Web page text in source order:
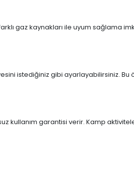
gaz kaynakları ile uyum sağlama
istediğiniz gibi ayarlayabilirsiniz. Bu
kullanım garantisi verir. Kamp